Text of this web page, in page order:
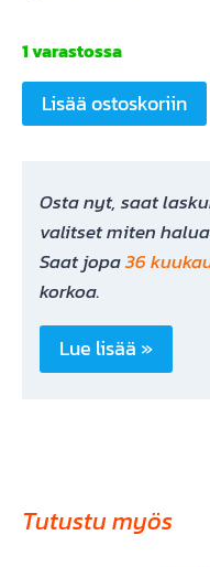
1 varastossa
Fantic
Fatbike
Lisää ostoskoriin
Osta nyt, saat
valitset miten
Saat jopa36
korkoa.
Lue lisää »
Tutustu myös